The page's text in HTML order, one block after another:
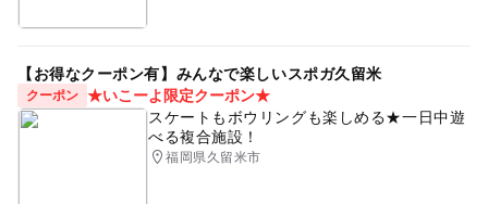
【お得なクーポン有】みんなで楽しいスポガ久留米
クーポン ★いこーよ限定クーポン★
スケートもボウリングも楽しめる★一日中遊
べる複合施設！
福岡県久留米市